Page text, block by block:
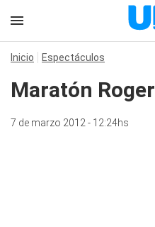
Inicio Espectáculos
Maratón Roger
7 de marzo 2012 - 12:24hs